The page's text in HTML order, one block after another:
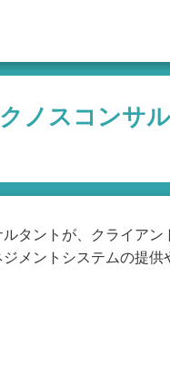
ノスコンサ
タントが、クライア
メントシステムの提